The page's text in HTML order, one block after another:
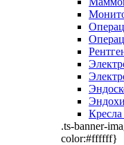
.ts-banner-
color:#ffffff}